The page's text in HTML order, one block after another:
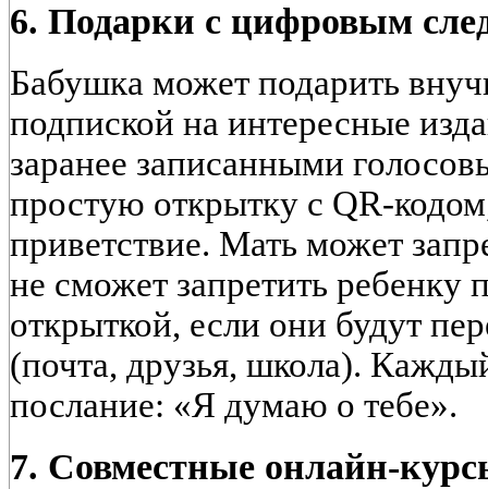
6. Подарки с цифровым
Бабушка может подарить
подпиской на интересные
заранее записанными
простую открытку с QR-
приветствие. Мать может
не сможет запретить ребенку
открыткой, если они будут
(почта, друзья, школа).
послание: «Я думаю о тебе».
7. Совместные онлайн-